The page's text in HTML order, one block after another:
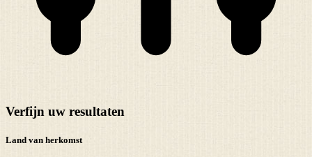
Verfijn uw resultaten
Land van herkomst